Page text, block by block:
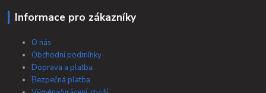
Informace pro zákazníky
O nás
Obchodní podmínky
Doprava a platba
Bezpečná platba